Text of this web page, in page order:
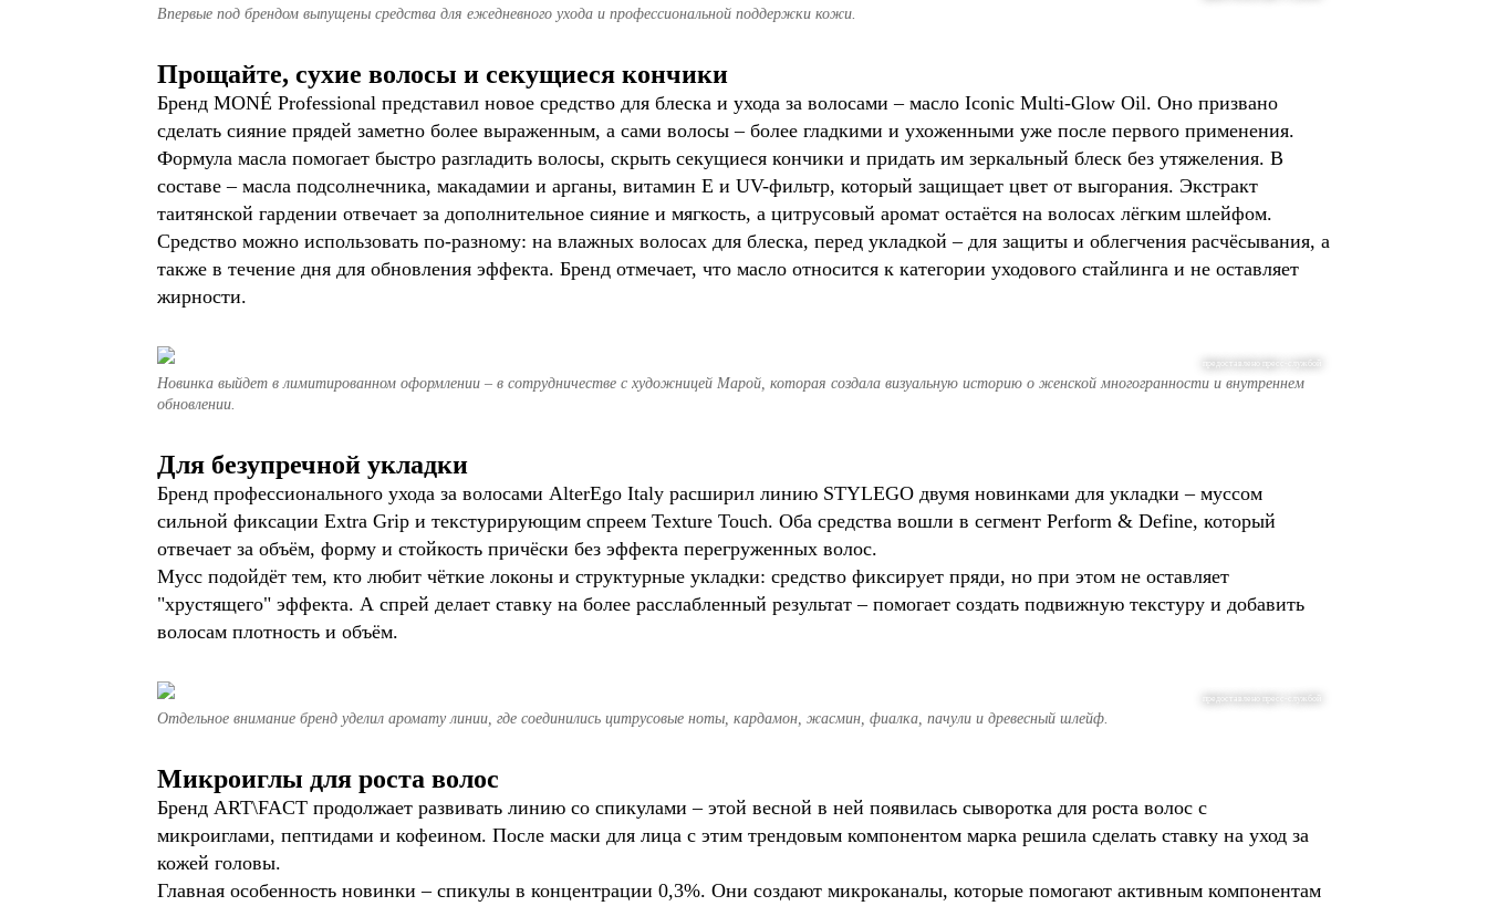
Впервые под брендом выпущены средства для ежедневного ухода и профессиональной поддержки кожи.
Прощайте, сухие волосы и секущиеся кончики
Бренд MONÉ Professional представил новое средство для блеска и ухода за волосами – масло Iconic Multi-Glow Oil. Оно призвано
сделать сияние прядей заметно более выраженным, а сами волосы – более гладкими и ухоженными уже после первого применения.
Формула масла помогает быстро разгладить волосы, скрыть секущиеся кончики и придать им зеркальный блеск без утяжеления. В
составе – масла подсолнечника, макадамии и арганы, витамин Е и UV-фильтр, который защищает цвет от выгорания. Экстракт
таитянской гардении отвечает за дополнительное сияние и мягкость, а цитрусовый аромат остаётся на волосах лёгким шлейфом.
Средство можно использовать по-разному: на влажных волосах для блеска, перед укладкой – для защиты и облегчения расчёсывания, а
также в течение дня для обновления эффекта. Бренд отмечает, что масло относится к категории уходового стайлинга и не оставляет
жирности.
предоставлено пресс-службой
Новинка выйдет в лимитированном оформлении – в сотрудничестве с художницей Марой, которая создала визуальную историю о женской многогранности и внутреннем
обновлении.
Для безупречной укладки
Бренд профессионального ухода за волосами AlterEgo Italy расширил линию STYLEGO двумя новинками для укладки – муссом
сильной фиксации Extra Grip и текстурирующим спреем Texture Touch. Оба средства вошли в сегмент Perform & Define, который
отвечает за объём, форму и стойкость причёски без эффекта перегруженных волос.
Мусс подойдёт тем, кто любит чёткие локоны и структурные укладки: средство фиксирует пряди, но при этом не оставляет
"хрустящего" эффекта. А спрей делает ставку на более расслабленный результат – помогает создать подвижную текстуру и добавить
волосам плотность и объём.
предоставлено пресс-службой
Отдельное внимание бренд уделил аромату линии, где соединились цитрусовые ноты, кардамон, жасмин, фиалка, пачули и древесный шлейф.
Микроиглы для роста волос
Бренд ART\FACT продолжает развивать линию со спикулами – этой весной в ней появилась сыворотка для роста волос с
микроиглами, пептидами и кофеином. После маски для лица с этим трендовым компонентом марка решила сделать ставку на уход за
кожей головы.
Главная особенность новинки – спикулы в концентрации 0,3%. Они создают микроканалы, которые помогают активным компонентам